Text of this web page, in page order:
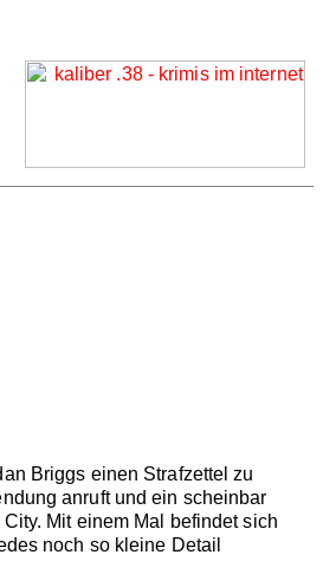
Briggs einen Strafzettel zu
anruft und ein scheinbar
Mit einem Mal befindet sich
noch so kleine Detail